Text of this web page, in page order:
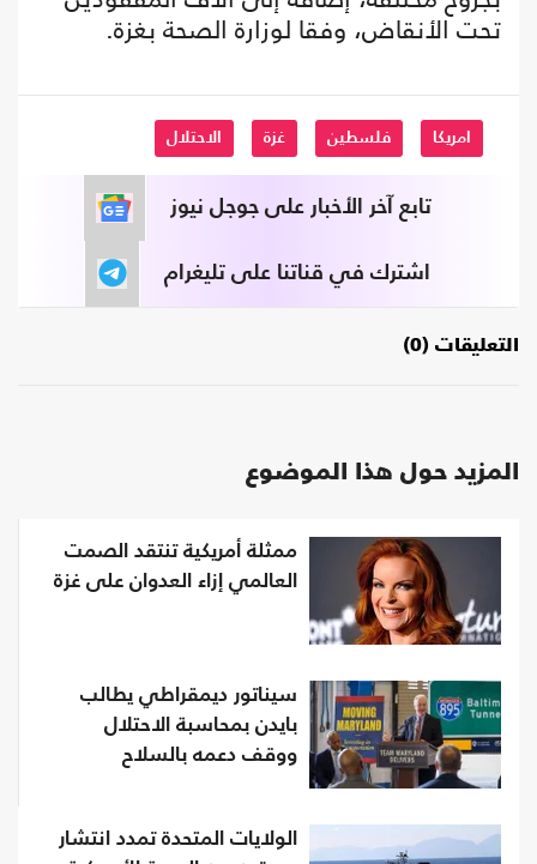
تحت الأنقاض، وفقا لوزارة الصحة بغزة.
امريكا فلسطين غزة الاحتلال
تابع آخر الأخبار على جوجل نيوز
اشترك في قناتنا على تليغرام
التعليقات (0)
المزيد حول هذا الموضوع
ممثلة أمريكية تنتقد الصمت
العالمي إزاء العدوان على غزة
سيناتور ديمقراطي يطالب
بايدن بمحاسبة الاحتلال
ووقف دعمه بالسلاح
الولايات المتحدة تمدد انتشار